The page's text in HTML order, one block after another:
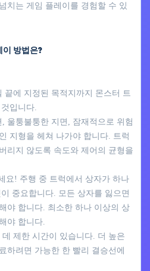
치는 게임 플레이를 경험할 수 있
방법은?
끝에 지정된 목적지까지 몬스터 트
입니다.
울퉁불퉁한 지면, 잠재적으로 위험
지형을 헤쳐 나가야 합니다. 트럭
리지 않도록 속도와 제어의 균형을
요! 주행 중 트럭에서 상자가 하나
중요합니다. 모든 상자를 잃으면
야 합니다. 최소한 하나 이상의 상
야 합니다.
제한 시간이 있습니다. 더 높은
하려면 가능한 한 빨리 결승선에